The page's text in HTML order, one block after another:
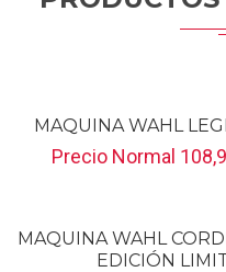
MAQUINA WAHL
Precio Normal
MAQUINA WAHL
EDICIÓN